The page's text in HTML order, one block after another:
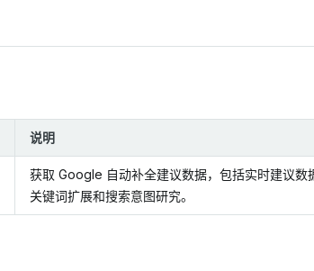
说明
获取 Google 自动补全建议数据，包括实时建议
关键词扩展和搜索意图研究。